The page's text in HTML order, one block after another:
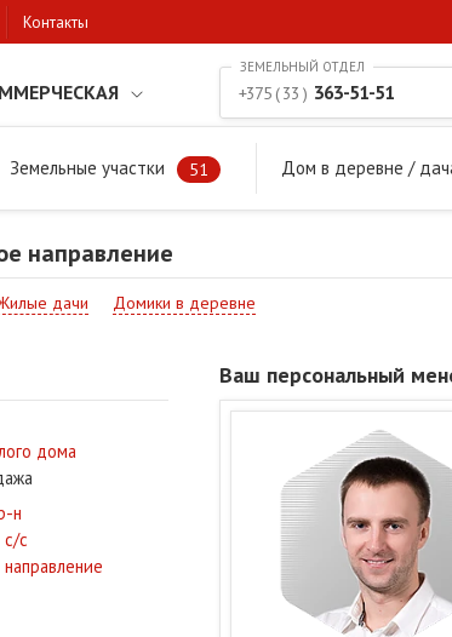
Контакты
Земельные участки 51 Дом в деревне /
+375 ( 33 ) 363-51-51
направление
направление
дачи Домики в деревне
дома
н
с
Ваш персональный